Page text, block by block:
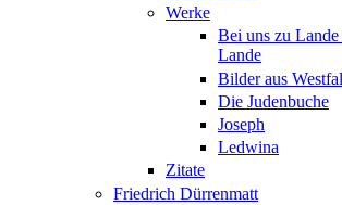
Werke
Bei uns zu
Lande
Bilder aus
Die Judenbuche
Joseph
Ledwina
Zitate
Friedrich Dürrenmatt